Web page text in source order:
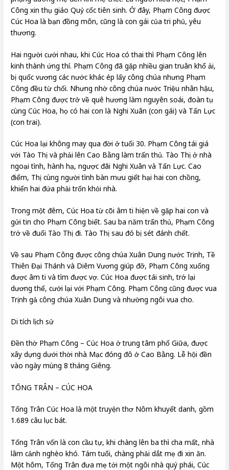
Công xin thụ giáo Quỷ cốc tiên sinh. Ở đây, Phạm Công được
Cúc Hoa là bạn đồng môn, cũng là con gái của tri phủ, yêu
thương.
Hai người cưới nhau, khi Cúc Hoa có thai thì Phạm Công lên
kinh thành ứng thí. Phạm Công đã gặp nhiều gian truân khổ ải,
bị quốc vương các nước khác ép lấy công chúa nhưng Phạm
Công đều từ chối. Nhưng nhờ công chúa nước Triệu nhân hậu,
Phạm Công được trở về quê hương làm nguyên soái, đoàn tụ
cùng Cúc Hoa, họ có hai con là Nghi Xuân (con gái) và Tấn Lực
(con trai).
Cúc Hoa lại không may qua đời ở tuổi 30. Phạm Công tái giá
với Tào Thị và phải lên Cao Bằng làm trấn thủ. Tào Thị ở nhà
ngoại tình, hành hạ, ngược đãi Nghi Xuân và Tấn Lực. Cao
điểm, Thị cùng người tình bàn mưu giết hại hai con chồng,
khiến hai đứa phải trốn khỏi nhà.
Trong một đêm, Cúc Hoa từ cõi âm ti hiện về gặp hai con và
gửi tin cho Phạm Công biết. Sau ba năm trấn thủ, Phạm Công
trở về đuổi Tào Thị đi. Tào Thị sau đó bị sét đánh chết.
Về sau Phạm Công được công chúa Xuân Dung nước Trịnh, Tề
Thiên Đại Thánh và Diêm Vương giúp đỡ, Phạm Công xuống
được âm ti và tìm được vợ. Cúc Hoa được tái sinh, trở lại
dương thế, cưới lại với Phạm Công. Phạm Công cũng được vua
Trịnh gả công chúa Xuân Dung và nhường ngôi vua cho.
Di tích lịch sử
Đền thờ Phạm Công – Cúc Hoa ở trung tâm phố Giữa, được
xây dựng dưới thời nhà Mạc đóng đô ở Cao Bằng. Lễ hội đền
vào ngày mùng 8 tháng Giêng.
TỐNG TRÂN – CÚC HOA
Tống Trân Cúc Hoa là một truyện thơ Nôm khuyết danh, gồm
1.689 câu lục bát.
Tống Trân vốn là con cầu tự, khi chàng lên ba thì cha mất, nhà
lâm cảnh nghèo khó. Tám tuổi, chàng phải dắt mẹ đi xin ăn.
Một hôm, Tống Trân đưa mẹ tới một ngôi nhà quý phái, Cúc